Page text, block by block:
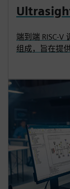
端到端 RISC-V
组成，旨在提